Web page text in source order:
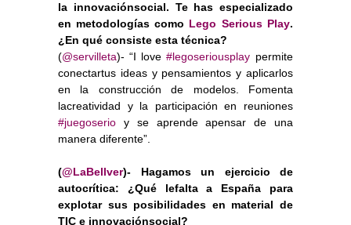
la innovaciónsocial. Te has especializado
en metodologías como Lego Serious Play.
¿En qué consiste esta técnica?
(@servilleta)- “I love #legoseriousplay permite
conectartus ideas y pensamientos y aplicarlos
en la construcción de modelos. Fomenta
lacreatividad y la participación en reuniones
#juegoserio y se aprende apensar de una
manera diferente”.
(@LaBellver)- Hagamos un ejercicio de
autocrítica: ¿Qué lefalta a España para
explotar sus posibilidades en material de
TIC e innovaciónsocial?